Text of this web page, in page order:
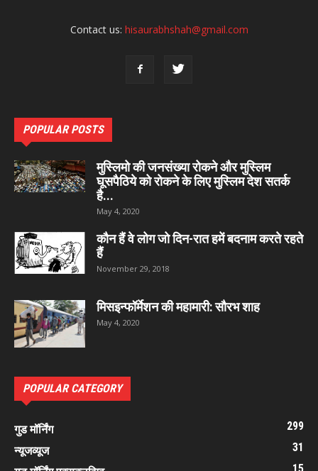
Contact us: hisaurabhshah@gmail.com
POPULAR POSTS
मुस्लिमो की जनसंख्या रोकने और मुस्लिम
घूसपैठिये को रोकने के लिए मुस्लिम देश सतर्क
है...
May 4, 2020
कौन हैं वे लोग जो दिन-रात हमें बदनाम करते रहते
हैं
November 29, 2018
मिसइन्फॉर्मेशन की महामारी: सौरभ शाह
May 4, 2020
POPULAR CATEGORY
गुड मॉर्निंग
299
न्यूजव्यूज
31